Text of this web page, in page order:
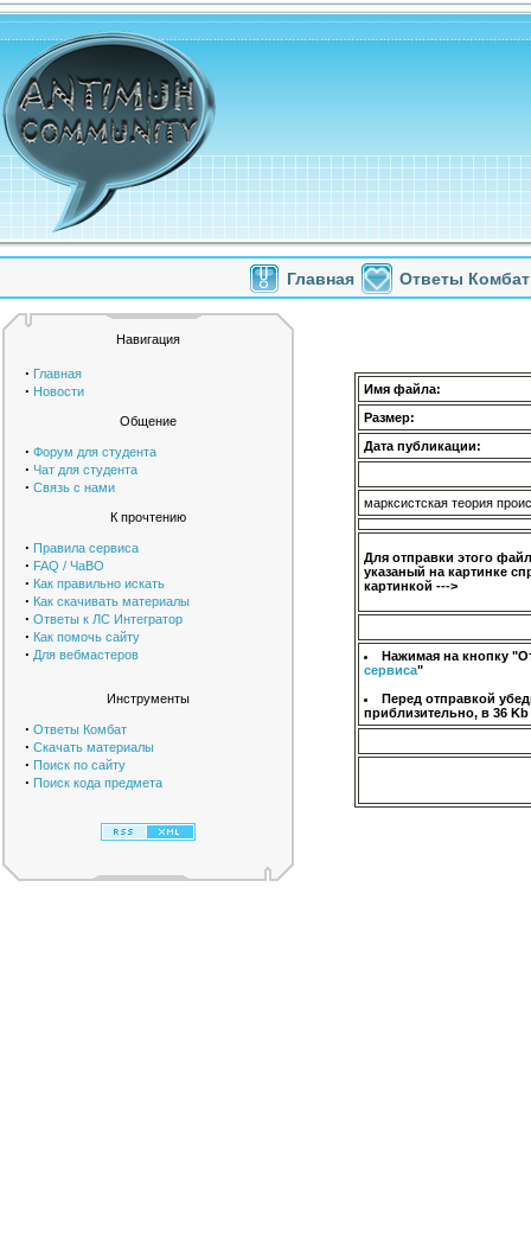
Главная Ответы Комбат
Навигация
· Главная
· Новости
Общение
· Форум для студента
· Чат для студента
· Связь с нами
К прочтению
· Правила сервиса
· FAQ / ЧаВО
· Как правильно искать
· Как скачивать материалы
· Ответы к ЛС Интегратор
· Как помочь сайту
· Для вебмастеров
Инструменты
· Ответы Комбат
· Скачать материалы
· Поиск по сайту
· Поиск кода предмета
Имя файла:
Размер:
Дата публикации:
марксистская теория
Для отправки этого
указаный на картинке
картинкой --->
Нажимая на кнопку
сервиса"
Перед отправкой
приблизительно, в 36 Kb